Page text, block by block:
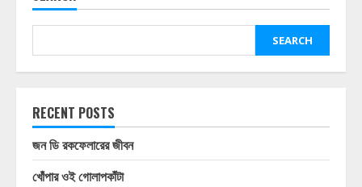
SEARCH
RECENT POSTS
জন ডি রকফেলারের জীবন
খোঁপার ওই গোলাপকাঁটা